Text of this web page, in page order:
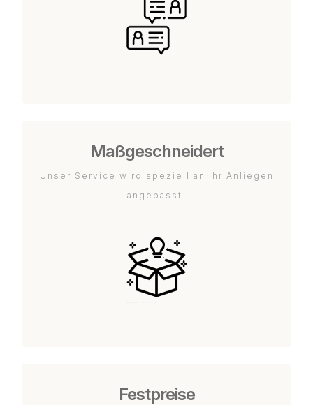
Maßgeschneidert
Unser Service wird speziell an Ihr Anliegen
angepasst.
Festpreise